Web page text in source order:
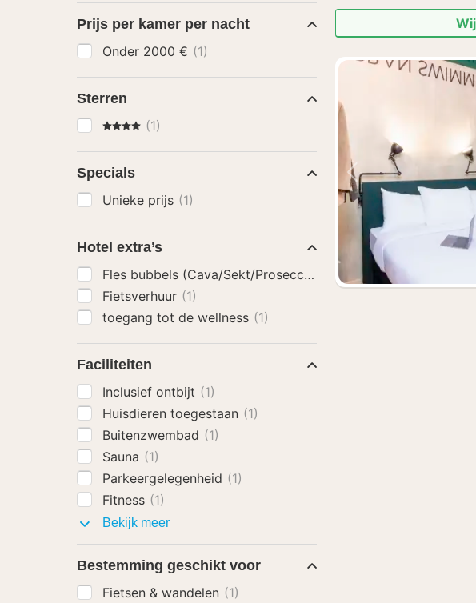
Vorige foto
Prijs per kamer per nacht
Onder 2000 € (1)
Sterren
4 Sterren
(1)
Specials
Unieke prijs (1)
Hotel extra’s
Fles bubbels (Cava/Sekt/Prosecco)
Fietsverhuur (1)
toegang tot de wellness (1)
Faciliteiten
Inclusief ontbijt (1)
Huisdieren toegestaan (1)
Buitenzwembad (1)
Sauna (1)
Parkeergelegenheid (1)
Fitness (1)
Bekijk meerFaciliteiten
Bestemming geschikt voor
Fietsen & wandelen (1)